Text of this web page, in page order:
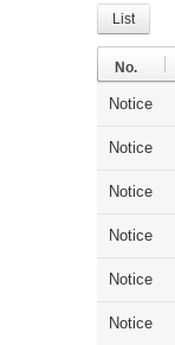
List
No.
Notice
Notice
Notice
Notice
Notice
Notice